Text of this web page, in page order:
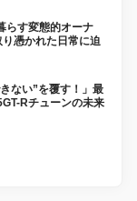
らす変態的オーナ
憑かれた日常に迫
ない”を覆す！」最
Rチューンの未来